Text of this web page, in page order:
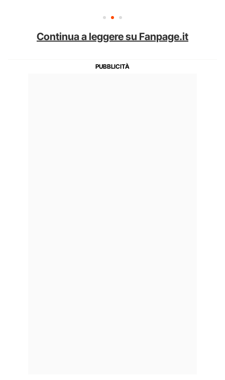
Continua a leggere su Fanpage.it